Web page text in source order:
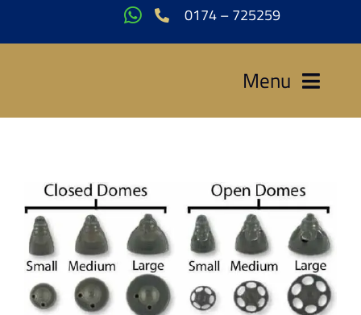
0174 – 725259
Menu
Hoortoestellen
HoorZeker Abonnement
Oren schoonmaken